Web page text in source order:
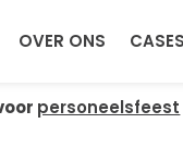
OVER ONS CASES
personeelsfeest